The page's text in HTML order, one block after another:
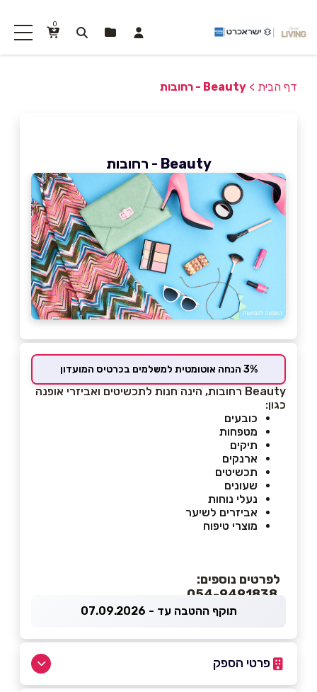
0
דף הבית > Beauty - רחובות
Beauty - רחובות
3% הנחה אוטומטית למשלמים בכרטיס המועדון
Beauty רחובות, הינה חנות לתכשיטים ואביזרי אופנה
כגון:
כובעים
מטפחות
תיקים
ארנקים
תכשיטים
שעונים
נעלי נוחות
אביזרים לשיער
מוצרי טיפוח
לפרטים נוספים:
תוקף ההטבה עד - 07.09.2026
פרטי הספק